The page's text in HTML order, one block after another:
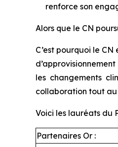
renforce son
Alors que le CN
C’est pourquoi le
les changements
collaboration tout au
Voici les lauréats du
Partenaires Or :